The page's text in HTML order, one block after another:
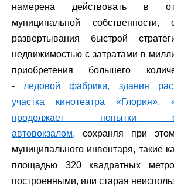
намерена действовать в
муниципальной собственности,
развертывания быстрой
недвижимостью с затратами в
приобретения большего
- ледовой фабрики, здания
участка кинотеатра
продолжает попытки
автовокзалом, сохраняя при
муниципального инвентаря, такие
площадью 320 квадратных
построенными, или старая